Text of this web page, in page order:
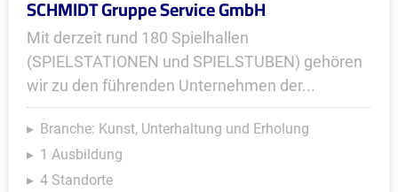
SCHMIDT Gruppe Service GmbH
Mit derzeit rund 180 Spielhallen
(SPIELSTATIONEN und SPIELSTUBEN) gehören
wir zu den führenden Unternehmen der...
Branche: Kunst, Unterhaltung und Erholung
1 Ausbildung
4 Standorte